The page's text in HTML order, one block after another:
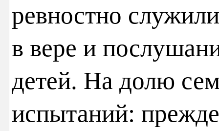
ревностно
в вере и
детей. На долю
испытаний: